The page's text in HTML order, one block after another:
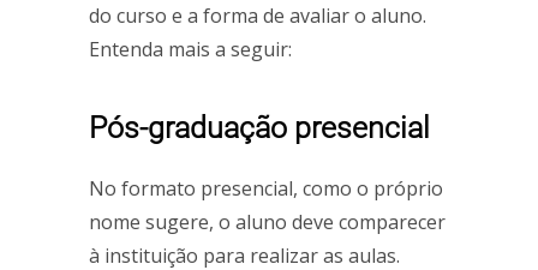
do curso e a forma de avaliar o aluno.
Entenda mais a seguir:
Pós-graduação presencial
No formato presencial, como o próprio
nome sugere, o aluno deve comparecer
à instituição para realizar as aulas.